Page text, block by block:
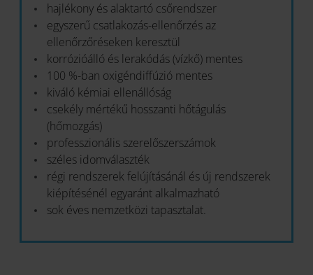
hajlékony és alaktartó csőrendszer
egyszerű csatlakozás-ellenőrzés az
ellenőrzőréseken keresztül
korrózióálló és lerakódás (vízkő) mentes
100 %-ban oxigéndiffúzió mentes
kiváló kémiai ellenállóság
csekély mértékű hosszanti hőtágulás
(hőmozgás)
professzionális szerelőszerszámok
széles idomválaszték
régi rendszerek felújításánál és új rendszerek
kiépítésénél egyaránt alkalmazható
sok éves nemzetközi tapasztalat.